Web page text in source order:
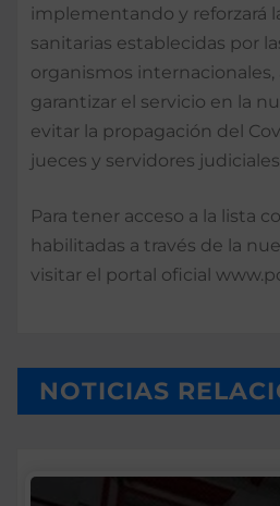
implementando y reforzará
sanitarias establecidas por
organismos internacionales,
garantizar el servicio en la
evitar la propagación del
jueces y servidores
Para tener acceso a la lista
habilitadas a través de la
visitar el portal oficial
NOTICIAS